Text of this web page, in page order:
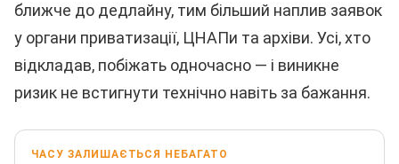
ближче до дедлайну, тим більший наплив заявок
у органи приватизації, ЦНАПи та архіви. Усі, хто
відкладав, побіжать одночасно — і виникне
ризик не встигнути технічно навіть за бажання.
ЧАСУ ЗАЛИШАЄТЬСЯ НЕБАГАТО